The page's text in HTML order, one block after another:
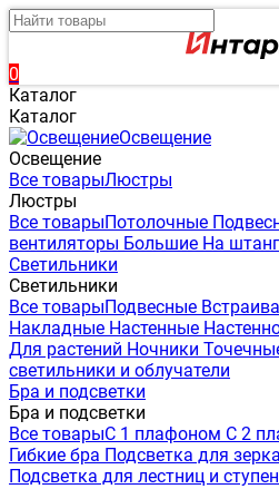
0
Каталог
Каталог
Освещение
Освещение
Все товарыЛюстры
Люстры
Все товарыПотолочные
вентиляторы Большие На
Светильники
Светильники
Все товарыПодвесные
Накладные Настенные
Для растений Ночники
светильники и облучатели
Бра и подсветки
Бра и подсветки
Все товарыС 1 плафоном С 2
Гибкие бра Подсветка для
Подсветка для лестниц и